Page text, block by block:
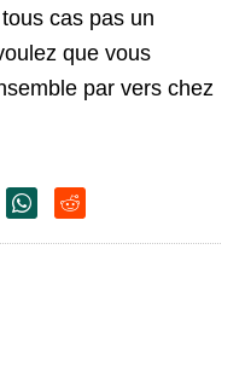
cas pas un
que vous
par vers chez